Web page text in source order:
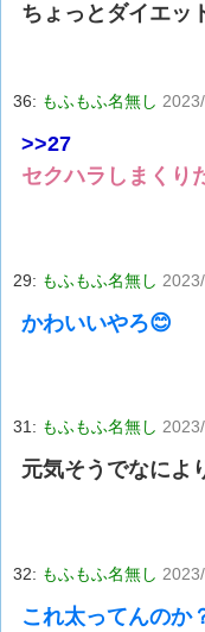
ちょっとダイエッ
36: もふもふ名無し
>>27
セクハラしまくり
29: もふもふ名無し
かわいいやろ😊
31: もふもふ名無し
元気そうでなによ
32: もふもふ名無し
これ太ってんのか